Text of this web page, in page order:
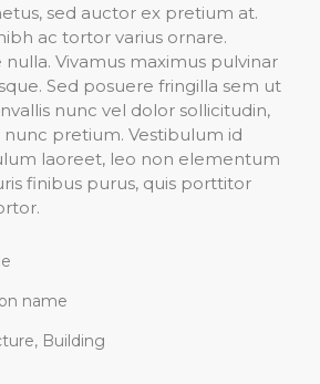
sed auctor ex pretium at.
ac tortor varius ornare.
Vivamus maximus pulvinar
Sed posuere fringilla sem ut
nunc vel dolor sollicitudin,
pretium. Vestibulum id
laoreet, leo non elementum
finibus purus, quis porttitor
name
Building